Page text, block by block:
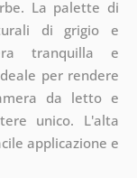
La palette di
di grigio e
tranquilla e
per rendere
da letto e
unico. L'alta
applicazione e